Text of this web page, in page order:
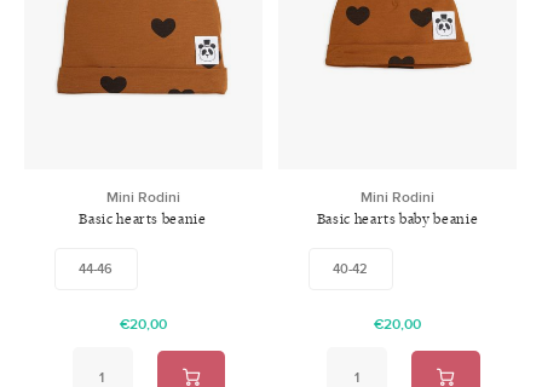
Mini Rodini
Basic hearts beanie
44-46
€20,00
Mini Rodini
Basic hearts baby beanie
40-42
€20,00